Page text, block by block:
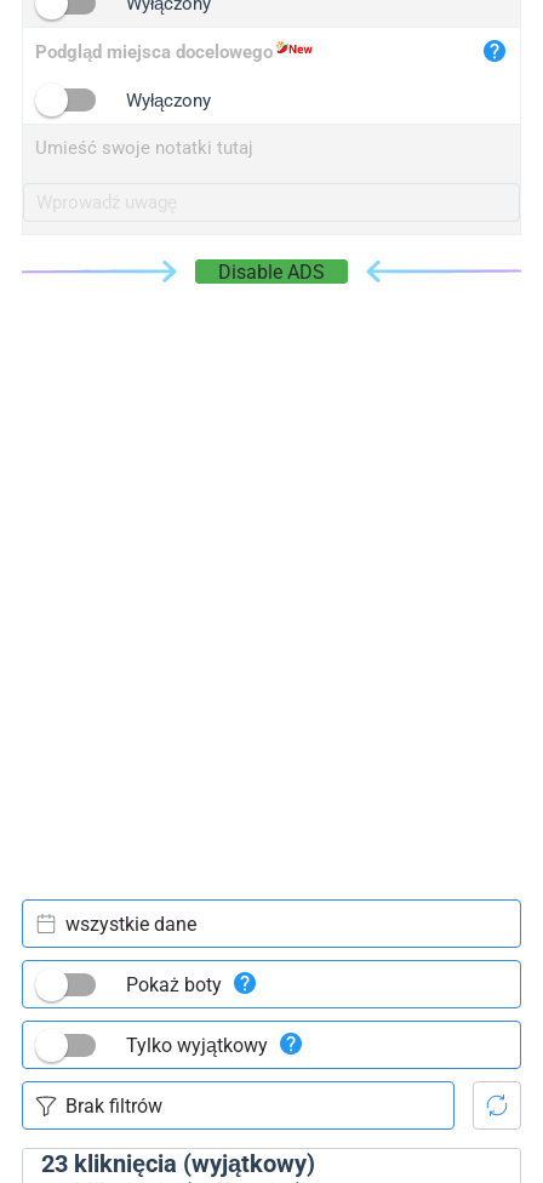
Podgląd miejsca docelowego
Wyłączony
Umieść swoje notatki tutaj
Disable ADS
23kliknięcia (wyjątkowy)
wszystkie dane
Pokaż boty
Tylko wyjątkowy